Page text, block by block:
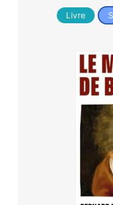
Livre